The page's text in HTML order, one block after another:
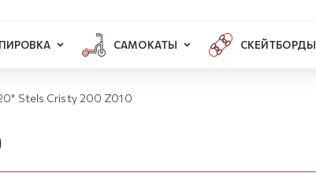
САМОКАТЫ СКЕЙТБОРДЫ
Stels Cristy 200 Z010